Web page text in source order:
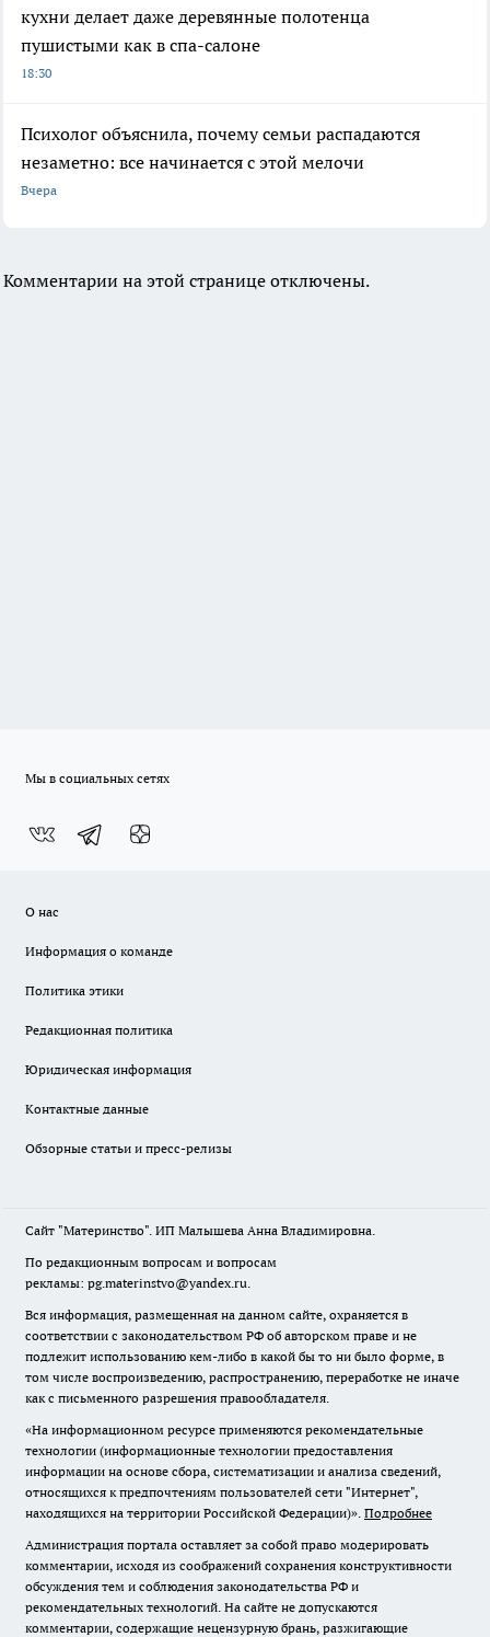
кухни делает даже деревянные полотенца
пушистыми как в спа-салоне
18:30
Психолог объяснила, почему семьи распадаются
незаметно: все начинается с этой мелочи
Вчера
Комментарии на этой странице отключены.
Мы в социальных сетях
О нас
Информация о команде
Политика этики
Редакционная политика
Юридическая информация
Контактные данные
Обзорные статьи и пресс-релизы
Сайт "Материнство". ИП Малышева Анна Владимировна.
По редакционным вопросам и вопросам
рекламы: pg.materinstvo@yandex.ru.
Вся информация, размещенная на данном сайте, охраняется в
соответствии с законодательством РФ об авторском праве и не
подлежит использованию кем-либо в какой бы то ни было форме, в
том числе воспроизведению, распространению, переработке не иначе
как с письменного разрешения правообладателя.
«На информационном ресурсе применяются рекомендательные
технологии (информационные технологии предоставления
информации на основе сбора, систематизации и анализа сведений,
относящихся к предпочтениям пользователей сети "Интернет",
находящихся на территории Российской Федерации)». Подробнее
Администрация портала оставляет за собой право модерировать
комментарии, исходя из соображений сохранения конструктивности
обсуждения тем и соблюдения законодательства РФ и
рекомендательных технологий. На сайте не допускаются
комментарии, содержащие нецензурную брань, разжигающие